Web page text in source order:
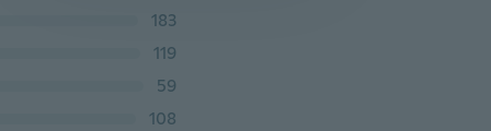
183
119
59
108